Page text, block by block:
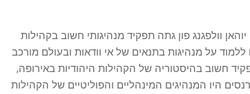
וולפגנג פון גתה תפקיד מנהיגותי חשוב בקהילות
ללמוד על מנהיגות בתנאים של אי וודאות ובעולם מורכב
חשוב בהיסטוריה של הקהילות היהודיות באירופה,
ובליטא. הפרנסים היו המנהיגים המינהליים והפוליטיים של הקהילות